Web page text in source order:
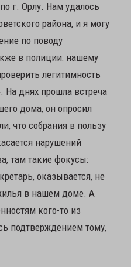
г. Орлу. Нам удалось
района, и я могу
по поводу
в полиции: нашему
легитимность
На днях прошла встреча
дома, он опросил
что собрания в пользу
нарушений
там такие фокусы:
оказывается, не
в нашем доме. А
кого-то из
подтверждением тому,